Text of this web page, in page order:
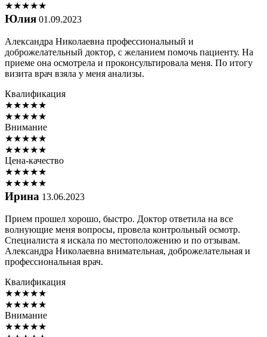
★★★★★
Юлия 01.09.2023
Александра Николаевна профессиональный и
доброжелательный доктор, с желанием помочь пациенту. На
приеме она осмотрела и проконсультировала меня. По итогу
визита врач взяла у меня анализы.
Квалификация
★★★★★
★★★★★
Внимание
★★★★★
★★★★★
Цена-качество
★★★★★
★★★★★
Ирина 13.06.2023
Прием прошел хорошо, быстро. Доктор ответила на все
волнующие меня вопросы, провела контрольный осмотр.
Специалиста я искала по местоположению и по отзывам.
Александра Николаевна внимательная, доброжелательная и
профессиональная врач.
Квалификация
★★★★★
★★★★★
Внимание
★★★★★